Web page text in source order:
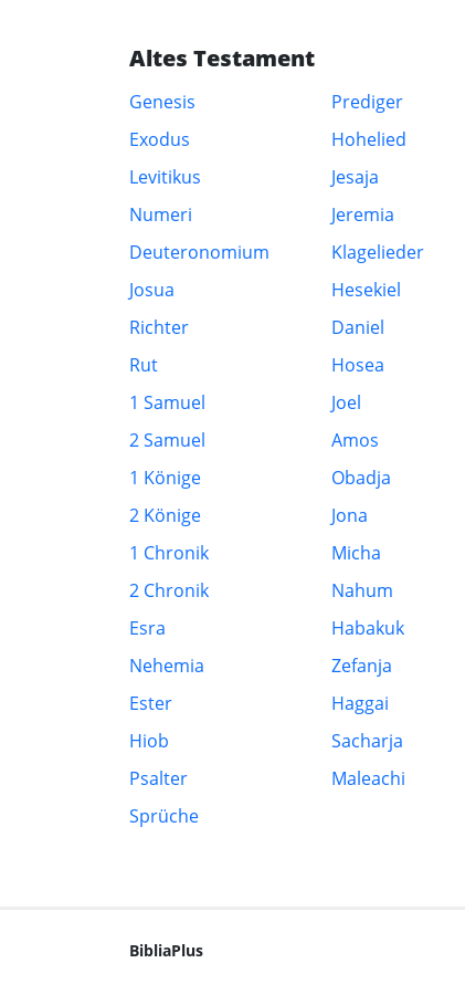
Altes Testament
Genesis
Exodus
Levitikus
Numeri
Deuteronomium
Josua
Richter
Rut
1 Samuel
2 Samuel
1 Könige
2 Könige
1 Chronik
2 Chronik
Esra
Nehemia
Ester
Hiob
Psalter
Sprüche
Prediger
Hohelied
Jesaja
Jeremia
Klagelieder
Hesekiel
Daniel
Hosea
Joel
Amos
Obadja
Jona
Micha
Nahum
Habakuk
Zefanja
Haggai
Sacharja
Maleachi
BibliaPlus